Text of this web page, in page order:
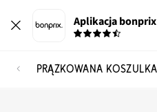
Aplikacja bonprix